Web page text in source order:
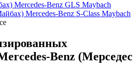
Mercedes-Benz GLS Maybach
Mercedes-Benz S-Class Maybach
Benz (Мерседес